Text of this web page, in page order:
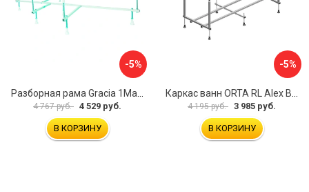
-5%
Разборная рама Gracia 1Marka 170 03гр1710
4 767 руб. 4 529 руб.
В КОРЗИНУ
-5%
Каркас ванн ORTA RL Alex Baitler KSO15
4 195 руб. 3 985 руб.
В КОРЗИНУ